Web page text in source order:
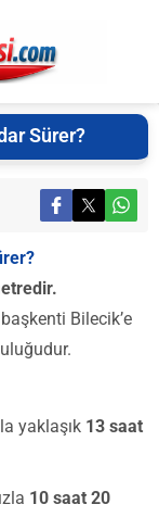
Sürer?
Bilecik’e
yaklaşık 13 saat
10 saat 20